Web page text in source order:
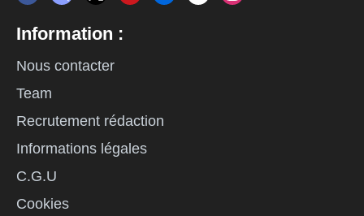
Information :
Nous contacter
Team
Recrutement rédaction
Informations légales
C.G.U
Cookies